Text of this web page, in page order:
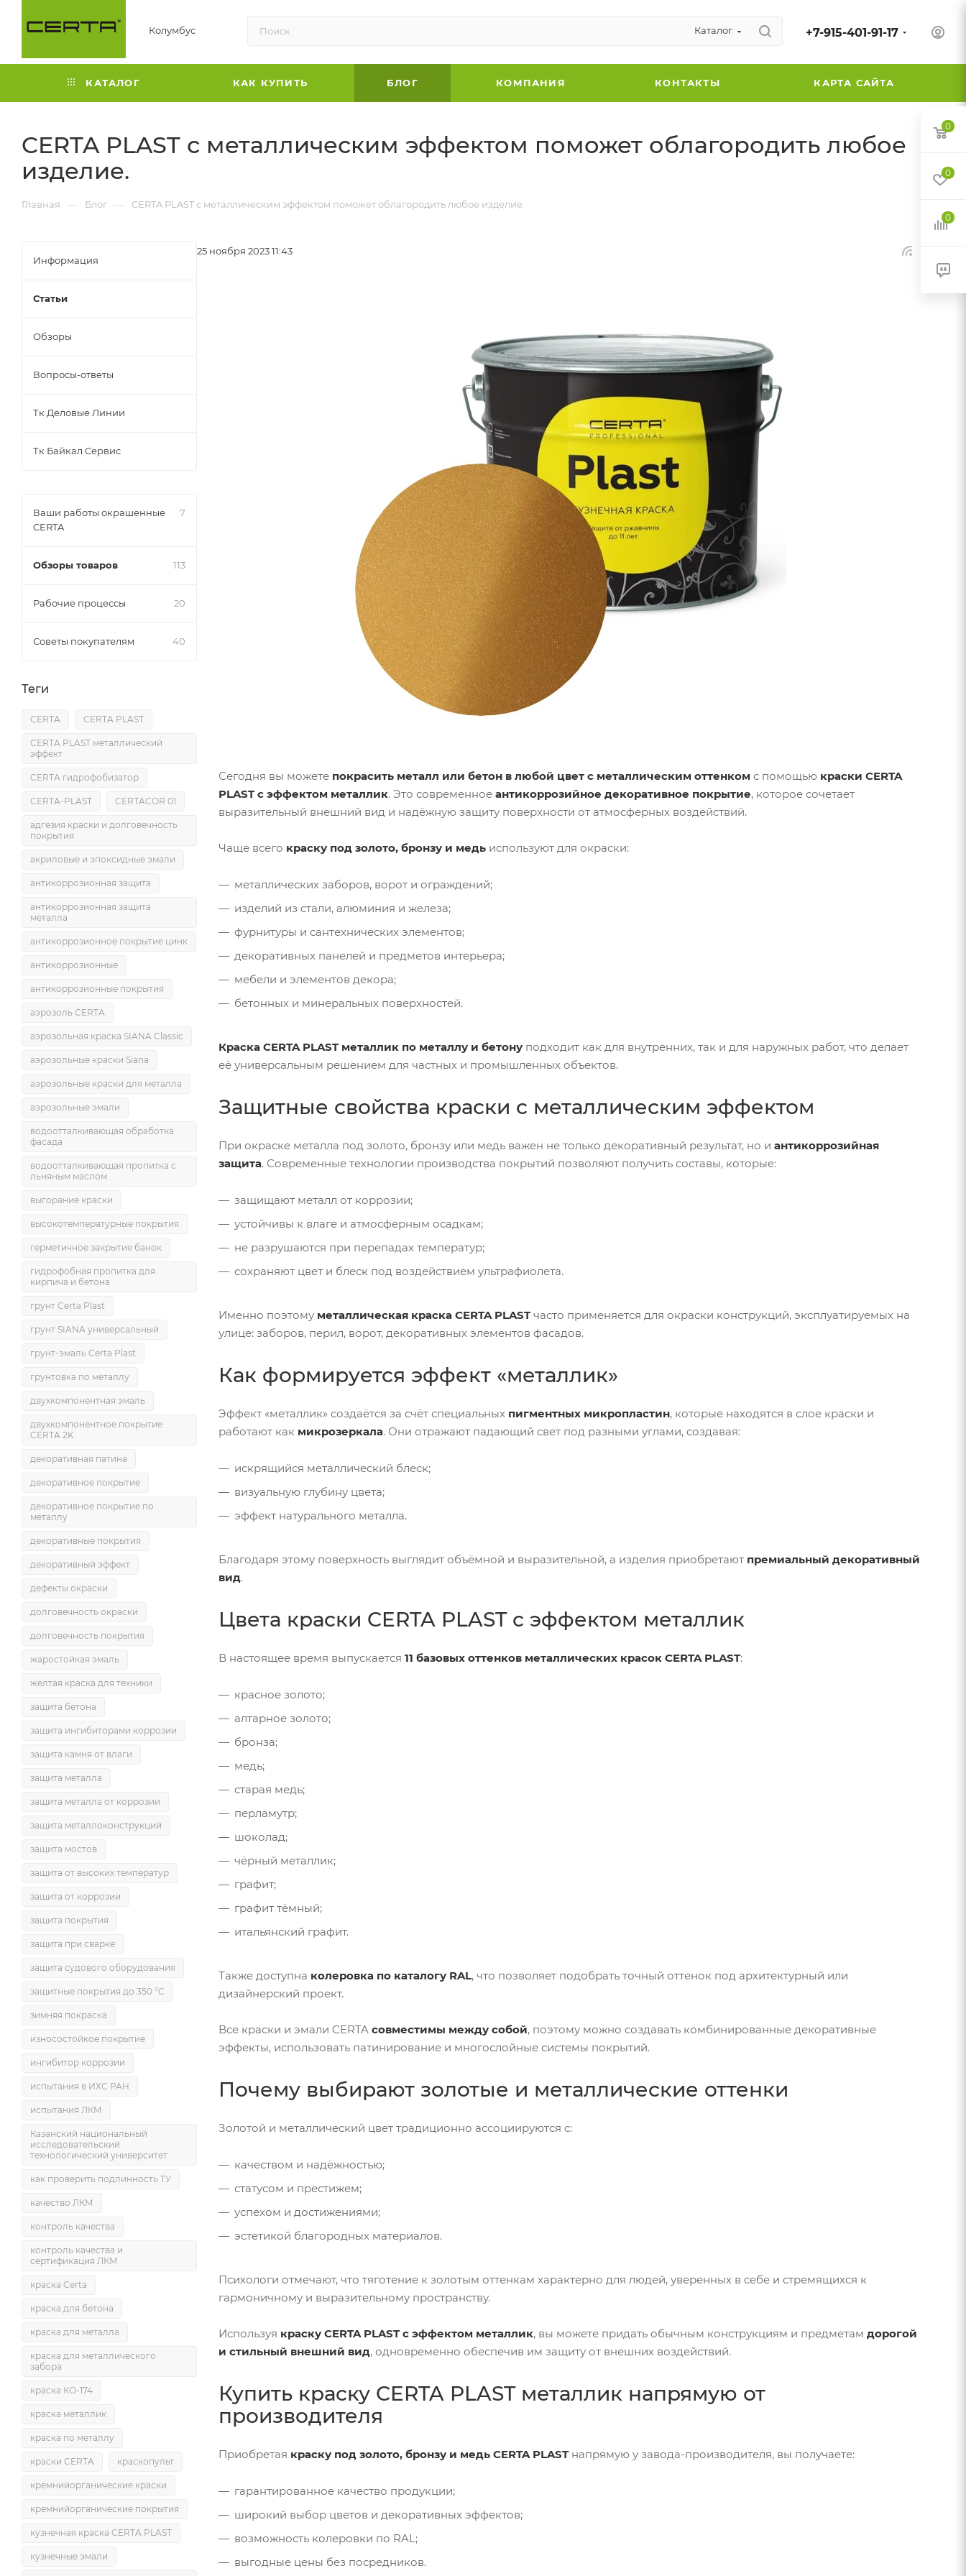
Колумбус Каталог +7-915-401-91-17
КАТАЛОГ КАК КУПИТЬ БЛОГ КОМПАНИЯ КОНТАКТЫ КАРТА САЙТА
CERTA PLAST с металлическим эффектом поможет облагородить любое
изделие.
Главная — Блог — CERTA PLAST с металлическим эффектом поможет облагородить любое изделие.
25 ноября 2023 11:43
Сегодня вы можете покрасить металл или бетон в любой цвет с металлическим оттенком с помощью краски CERTA
PLAST с эффектом металлик. Это современное антикоррозийное декоративное покрытие, которое сочетает
выразительный внешний вид и надёжную защиту поверхности от атмосферных воздействий.
Чаще всего краску под золото, бронзу и медь используют для окраски:
металлических заборов, ворот и ограждений;
изделий из стали, алюминия и железа;
фурнитуры и сантехнических элементов;
декоративных панелей и предметов интерьера;
мебели и элементов декора;
бетонных и минеральных поверхностей.
Краска CERTA PLAST металлик по металлу и бетону подходит как для внутренних, так и для наружных работ, что делает
её универсальным решением для частных и промышленных объектов.
Защитные свойства краски с металлическим эффектом
При окраске металла под золото, бронзу или медь важен не только декоративный результат, но и антикоррозийная
защита. Современные технологии производства покрытий позволяют получить составы, которые:
защищают металл от коррозии;
устойчивы к влаге и атмосферным осадкам;
не разрушаются при перепадах температур;
сохраняют цвет и блеск под воздействием ультрафиолета.
Именно поэтому металлическая краска CERTA PLASTчасто применяется для окраски конструкций, эксплуатируемых на
улице: заборов, перил, ворот, декоративных элементов фасадов.
Как формируется эффект «металлик»
Эффект «металлик» создаётся за счёт специальных пигментных микропластин, которые находятся в слое краски и
работают как микрозеркала. Они отражают падающий свет под разными углами, создавая:
искрящийся металлический блеск;
визуальную глубину цвета;
эффект натурального металла.
Благодаря этому поверхность выглядит объёмной и выразительной, а изделия приобретают премиальный декоративный
вид.
Цвета краски CERTA PLAST с эффектом металлик
В настоящее время выпускается 11 базовых оттенков металлических красок CERTA PLAST:
красное золото;
алтарное золото;
бронза;
медь;
старая медь;
перламутр;
шоколад;
чёрный металлик;
графит;
графит тёмный;
итальянский графит.
Также доступна колеровка по каталогу RAL, что позволяет подобрать точный оттенок под архитектурный или
дизайнерский проект.
Все краски и эмали CERTA совместимы между собой, поэтому можно создавать комбинированные декоративные
эффекты, использовать патинирование и многослойные системы покрытий.
Почему выбирают золотые и металлические оттенки
Золотой и металлический цвет традиционно ассоциируются с:
качеством и надёжностью;
статусом и престижем;
успехом и достижениями;
эстетикой благородных материалов.
Психологи отмечают, что тяготение к золотым оттенкам характерно для людей, уверенных в себе и стремящихся к
гармоничному и выразительному пространству.
Используя краску CERTA PLAST с эффектом металлик, вы можете придать обычным конструкциям и предметам дорогой
и стильный внешний вид, одновременно обеспечив им защиту от внешних воздействий.
Купить краску CERTA PLAST металлик напрямую от
производителя
Приобретая краску под золото, бронзу и медь CERTA PLASTнапрямую у завода-производителя, вы получаете:
гарантированное качество продукции;
широкий выбор цветов и декоративных эффектов;
возможность колеровки по RAL;
выгодные цены без посредников.
Информация
Статьи
Обзоры
Вопросы-ответы
Тк Деловые Линии
Тк Байкал Сервис
Ваши работы окрашенные
CERTA
7
Обзоры товаров 113
Рабочие процессы 20
Советы покупателям 40
Теги
CERTA CERTA PLAST
CERTA PLAST металлический
эффект
CERTA гидрофобизатор
CERTA-PLAST CERTACOR 01
адгезия краски и долговечность
покрытия
акриловые и эпоксидные эмали
антикоррозионная защита
антикоррозионная защита
металла
антикоррозионное покрытие цинк
антикоррозионные
антикоррозионные покрытия
аэрозоль CERTA
аэрозольная краска SIANA Classic
аэрозольные краски Siana
аэрозольные краски для металла
аэрозольные эмали
водоотталкивающая обработка
фасада
водоотталкивающая пропитка с
льняным маслом
выгорание краски
высокотемпературные покрытия
герметичное закрытие банок
гидрофобная пропитка для
кирпича и бетона
грунт Certa Plast
грунт SIANA универсальный
грунт-эмаль Certa Plast
грунтовка по металлу
двухкомпонентная эмаль
двухкомпонентное покрытие
CERTA 2K
декоративная патина
декоративное покрытие
декоративное покрытие по
металлу
декоративные покрытия
декоративный эффект
дефекты окраски
долговечность окраски
долговечность покрытия
жаростойкая эмаль
желтая краска для техники
защита бетона
защита ингибиторами коррозии
защита камня от влаги
защита металла
защита металла от коррозии
защита металлоконструкций
защита мостов
защита от высоких температур
защита от коррозии
защита покрытия
защита при сварке
защита судового оборудования
защитные покрытия до 350 °C
зимняя покраска
износостойкое покрытие
ингибитор коррозии
испытания в ИХС РАН
испытания ЛКМ
Казанский национальный
исследовательский
технологический университет
как проверить подлинность ТУ
качество ЛКМ
контроль качества
контроль качества и
сертификация ЛКМ
краска Certa
краска для бетона
краска для металла
краска для металлического
забора
краска КО-174
краска металлик
краска по металлу
краски CERTA краскопульт
кремнийорганические краски
кремнийорганические покрытия
кузнечная краска CERTA PLAST
кузнечные эмали
0
0
0